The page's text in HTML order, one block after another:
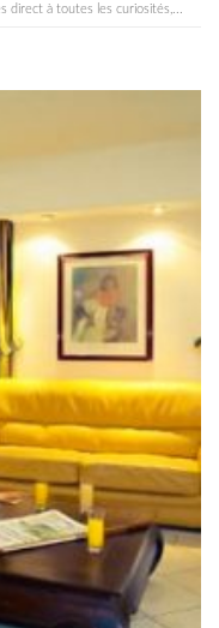
direct à toutes les curiosités,...